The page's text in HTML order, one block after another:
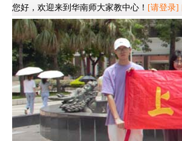
您好，欢迎来到华南师大家教中心！ [请登录]